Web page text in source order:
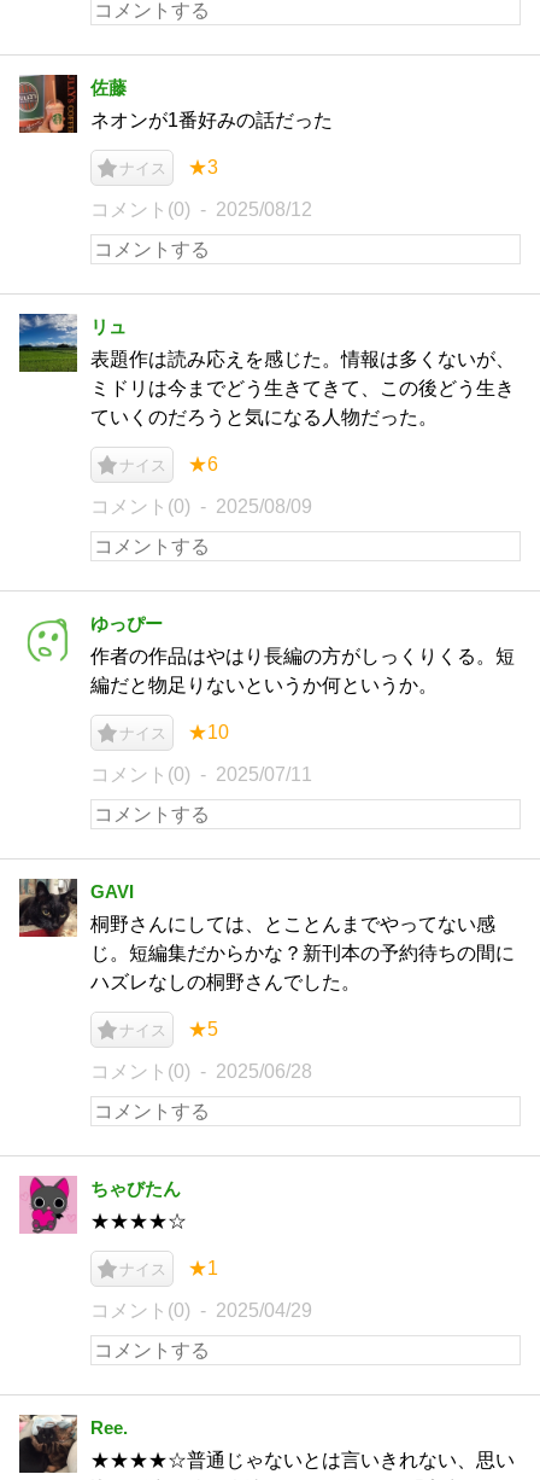
佐藤
ネオンが1番好みの話だった
ナイス ★3
コメント(0) 2025/08/12
リュ
表題作は読み応えを感じた。情報は多くないが、
ミドリは今までどう生きてきて、この後どう生き
ていくのだろうと気になる人物だった。
ナイス ★6
コメント(0) 2025/08/09
ゆっぴー
作者の作品はやはり長編の方がしっくりくる。短
編だと物足りないというか何というか。
ナイス ★10
コメント(0) 2025/07/11
GAVI
桐野さんにしては、とことんまでやってない感
じ。短編集だからかな？新刊本の予約待ちの間に
ハズレなしの桐野さんでした。
ナイス ★5
コメント(0) 2025/06/28
ちゃびたん
★★★★☆
ナイス ★1
コメント(0) 2025/04/29
Ree.
★★★★☆普通じゃないとは言いきれない、思い